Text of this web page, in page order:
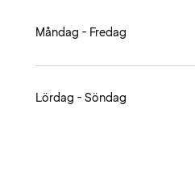
Måndag - Fredag
Lördag - Söndag